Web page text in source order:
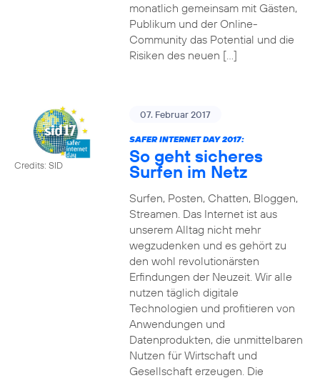
monatlich gemeinsam mit Gästen,
Publikum und der Online-
Community das Potential und die
Risiken des neuen […]
Credits: SID
07. Februar 2017
SAFER INTERNET DAY 2017:
So geht sicheres
Surfen im Netz
Surfen, Posten, Chatten, Bloggen,
Streamen. Das Internet ist aus
unserem Alltag nicht mehr
wegzudenken und es gehört zu
den wohl revolutionärsten
Erfindungen der Neuzeit. Wir alle
nutzen täglich digitale
Technologien und profitieren von
Anwendungen und
Datenprodukten, die unmittelbaren
Nutzen für Wirtschaft und
Gesellschaft erzeugen. Die